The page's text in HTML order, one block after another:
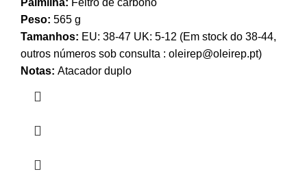
Palmilha: Feltro de carbono
Peso: 565 g
Tamanhos: EU: 38-47 UK: 5-12 (Em stock do 38-44,
outros números sob consulta : oleirep@oleirep.pt)
Notas: Atacador duplo